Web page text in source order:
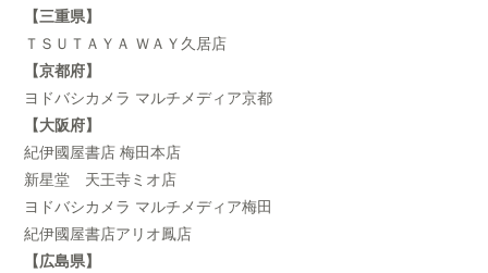
【三重県】
ＴＳＵＴＡＹＡ ＷＡＹ久居店
【京都府】
ヨドバシカメラ マルチメディア京都
【大阪府】
紀伊國屋書店 梅田本店
新星堂 天王寺ミオ店
ヨドバシカメラ マルチメディア梅田
紀伊國屋書店アリオ鳳店
【広島県】